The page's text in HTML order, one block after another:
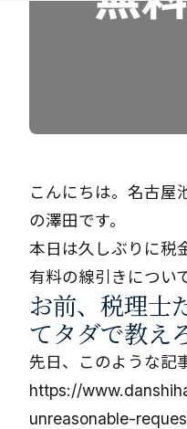
こんにちは。名古屋
の澤田です。
本日は久しぶりに税
有料の線引きについ
お前、税理士
てタダで教え
先日、このような記
https://
unreasonable-